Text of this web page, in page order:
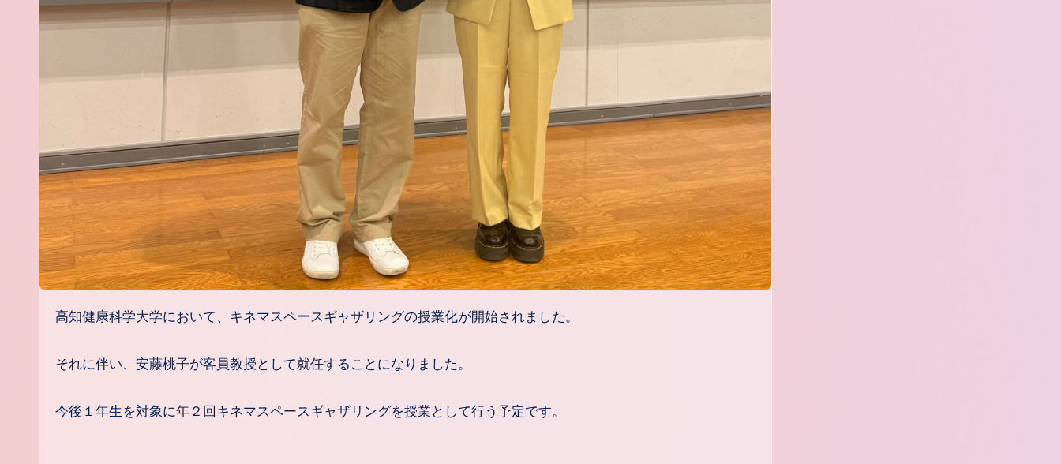
高知健康科学大学において、キネマスペースギャザリングの授業化が開始されました。
それに伴い、安藤桃子が客員教授として就任することになりました。
今後１年生を対象に年２回キネマスペースギャザリングを授業として行う予定です。